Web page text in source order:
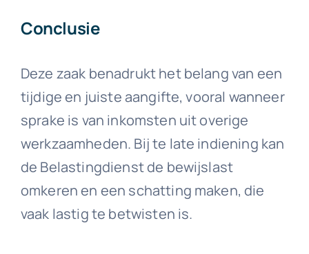
Conclusie
Deze zaak benadrukt het belang van een
tijdige en juiste aangifte, vooral wanneer
sprake is van inkomsten uit overige
werkzaamheden. Bij te late indiening kan
de Belastingdienst de bewijslast
omkeren en een schatting maken, die
vaak lastig te betwisten is.